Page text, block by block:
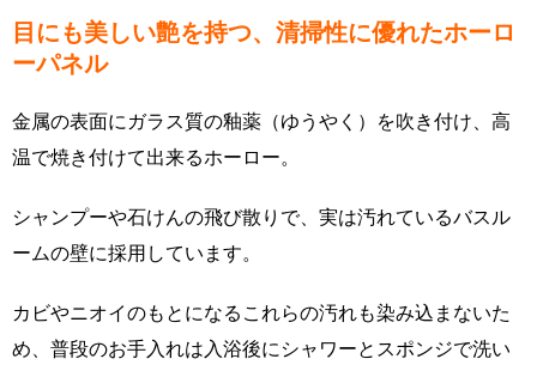
目にも美しい艶を持つ、清掃性に優れたホーロ
ーパネル
金属の表面にガラス質の釉薬（ゆうやく）を吹き付け、高
温で焼き付けて出来るホーロー。
シャンプーや石けんの飛び散りで、実は汚れているバスル
ームの壁に採用しています。
カビやニオイのもとになるこれらの汚れも染み込まないた
め、普段のお手入れは入浴後にシャワーとスポンジで洗い